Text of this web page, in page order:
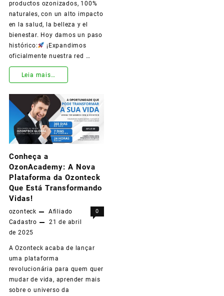
productos ozonizados, 100%
naturales, con un alto impacto
en la salud, la belleza y el
bienestar. Hoy damos un paso
histórico:
¡Expandimos
oficialmente nuestra red …
¡Ozonteck
llegó
la
Argentina
y
crecer
vos!
Leia mais…
Conheça a
OzonAcademy: A Nova
Plataforma da Ozonteck
Que Está Transformando
Vidas!
ozonteck
Afiliado
Cadastro
21 de abril
de 2025
0
A Ozonteck acaba de lançar
uma plataforma
revolucionária para quem quer
mudar de vida, aprender mais
sobre o universo da